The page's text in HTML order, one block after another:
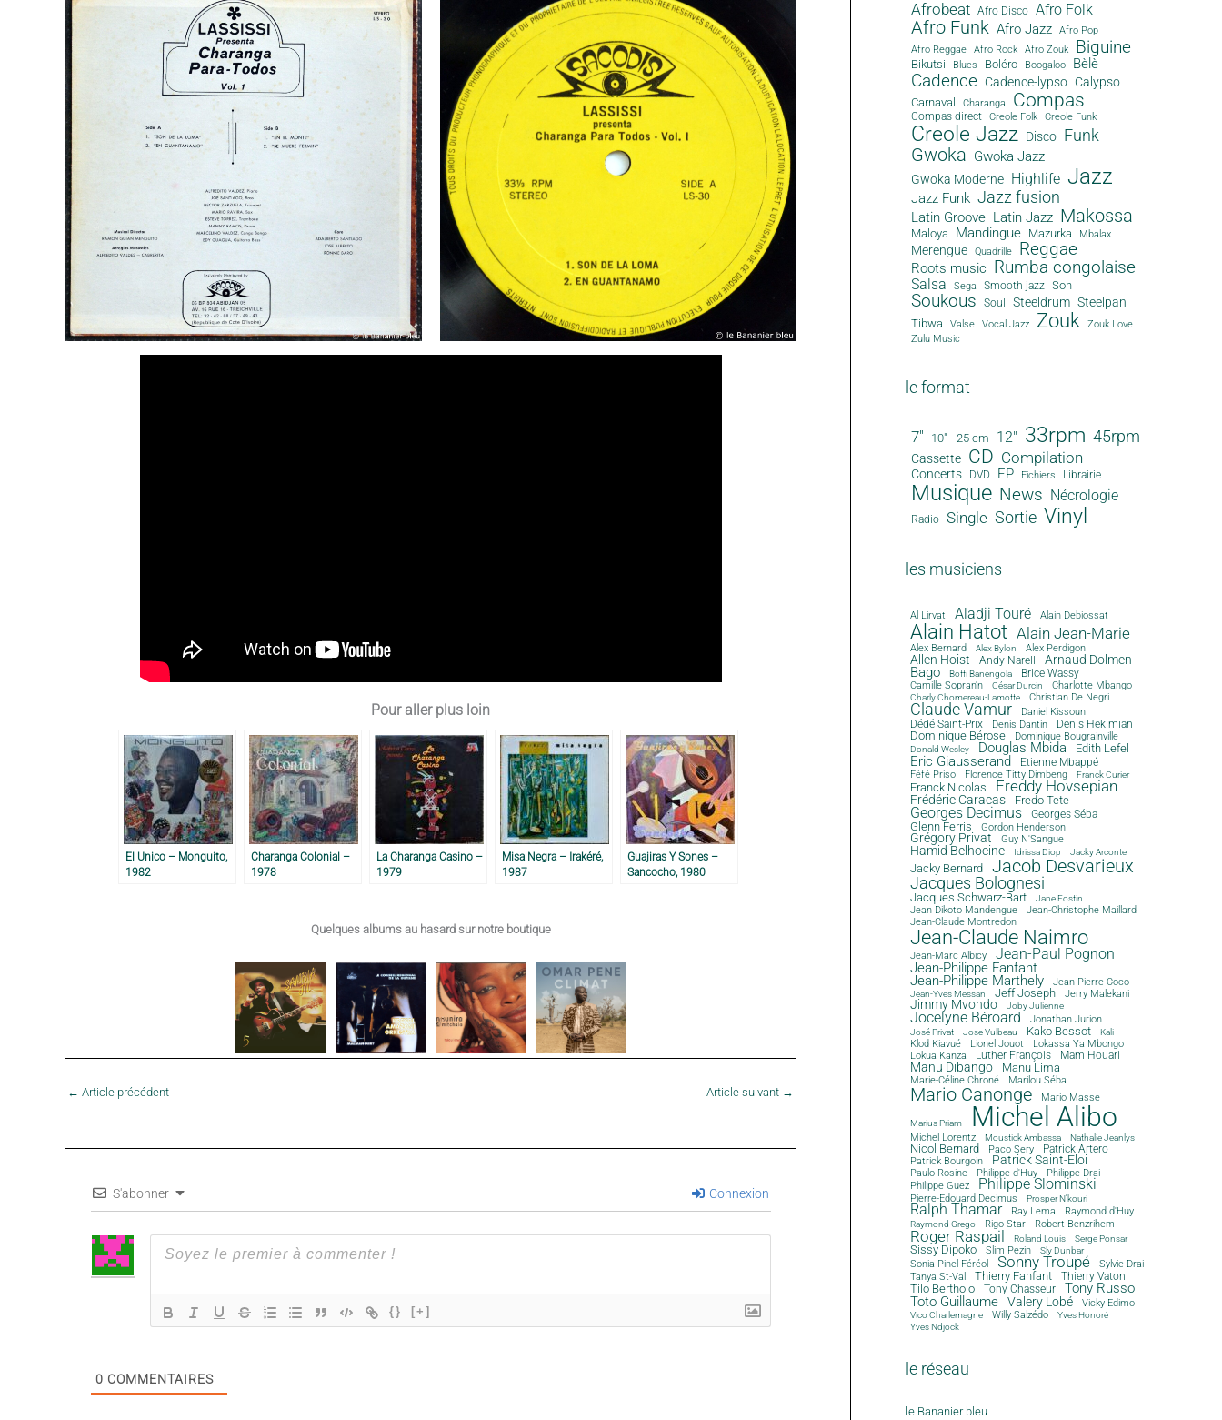
Pour aller plus loin
El Unico – Monguito,
1982
Charanga Colonial –
1978
La Charanga Casino –
1979
Misa Negra – Irakéré,
1987
Guajiras Y Sones –
Sancocho, 1980
Quelques albums au hasard sur notre boutique
← Article précédent Article suivant →
S'abonner Connexion
{} [+]
0 COMMENTAIRES
Afrobeat Afro Disco Afro Folk
Afro Funk Afro Jazz
Afro Pop
Afro Reggae
Afro Rock Afro Zouk Biguine
Bikutsi Blues Boléro Boogaloo Bèlè
Cadence Cadence-lypso Calypso
Carnaval Charanga Compas
Compas direct Creole Folk Creole Funk
Creole Jazz Disco Funk
Gwoka Gwoka Jazz
Gwoka Moderne Highlife Jazz
Jazz Funk Jazz fusion
Latin Groove Latin Jazz Makossa
Maloya Mandingue Mazurka Mbalax
Merengue Quadrille Reggae
Roots music Rumba congolaise
Salsa Sega Smooth jazz Son
Soukous Soul Steeldrum Steelpan
Tibwa Valse Vocal Jazz Zouk
Zouk Love
Zulu Music
le format
7" 10" - 25 cm 12" 33rpm 45rpm
Cassette CD Compilation
Concerts DVD EP Fichiers Librairie
Musique News Nécrologie
Radio Single Sortie Vinyl
les musiciens
Al Lirvat Aladji Touré Alain Debiossat
Alain Hatot Alain Jean-Marie
Alex Bernard Alex Bylon Alex Perdigon
Allen Hoist Andy Narell Arnaud Dolmen
Bago Boffi Banengola
Brice Wassy
Camille Sopran'n
César Durcin Charlotte Mbango
Charly Chomereau-Lamotte Christian De Negri
Claude Vamur Daniel Kissoun
Dédé Saint-Prix Denis Dantin Denis Hekimian
Dominique Bérose Dominique Bougrainville
Donald Wesley Douglas Mbida Edith Lefel
Eric Giausserand Etienne Mbappé
Féfé Priso Florence Titty Dimbeng Franck Curier
Franck Nicolas Freddy Hovsepian
Frédéric Caracas Fredo Tete
Georges Decimus Georges Séba
Glenn Ferris Gordon Henderson
Grégory Privat Guy N'Sangue
Hamid Belhocine Idrissa Diop Jacky Arconte
Jacky Bernard Jacob Desvarieux
Jacques Bolognesi
Jacques Schwarz-Bart Jane Fostin
Jean Dikoto Mandengue
Jean-Christophe Maillard
Jean-Claude Montredon
Jean-Claude Naimro
Jean-Marc Albicy Jean-Paul Pognon
Jean-Philippe Fanfant
Jean-Philippe Marthely Jean-Pierre Coco
Jean-Yves Messan Jeff Joseph Jerry Malekani
Jimmy Mvondo Joby Julienne
Jocelyne Béroard Jonathan Jurion
José Privat Jose Vulbeau Kako Bessot Kali
Klod Kiavué Lionel Jouot
Lokassa Ya Mbongo
Lokua Kanza
Luther François Mam Houari
Manu Dibango Manu Lima
Marie-Céline Chroné Marilou Séba
Mario Canonge Mario Masse
Marius Priam Michel Alibo
Michel Lorentz Moustick Ambassa Nathalie Jeanlys
Nicol Bernard Paco Sery
Patrick Artero
Patrick Bourgoin
Patrick Saint-Eloi
Paulo Rosine Philippe d'Huy
Philippe Drai
Philippe Guez
Philippe Slominski
Pierre-Edouard Decimus Prosper N'kouri
Ralph Thamar Ray Lema Raymond d'Huy
Raymond Grego Rigo Star Robert Benzrihem
Roger Raspail Roland Louis Serge Ponsar
Sissy Dipoko Slim Pezin Sly Dunbar
Sonia Pinel-Féréol Sonny Troupé Sylvie Drai
Tanya St-Val Thierry Fanfant Thierry Vaton
Tilo Bertholo Tony Chasseur
Tony Russo
Toto Guillaume
Valery Lobé Vicky Edimo
Vico Charlemagne Willy Salzédo
Yves Honoré
Yves Ndjock
le réseau
le Bananier bleu